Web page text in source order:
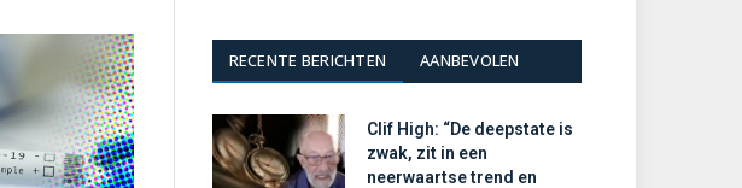
RECENTE BERICHTEN AANBEVOLEN
Clif High: “De deepstate is
zwak, zit in een
neerwaartse trend en